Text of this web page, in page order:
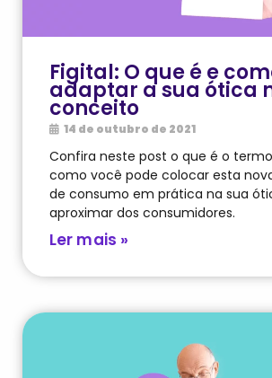
Figital: O que é e
adaptar a sua ótica
conceito
14 de outubro de 2021
Confira neste post o que é o
como você pode colocar esta
de consumo em prática na sua
aproximar dos consumidores.
Ler mais »